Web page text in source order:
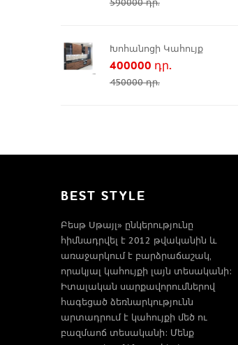
590000 դր.
Խոհանոցի Կահույք
400000 դր.
450000 դր.
BEST STYLE
Բեսթ Սթայլ» ընկերությունը
հիմնադրվել է 2012 թվականին և
առաջարկում է բարձրաճաշակ,
որակյալ կահույքի լայն տեսականի:
Իտալական սարքավորումներով
հագեցած ձեռնարկությունն
արտադրում է կահույքի մեծ ու
բազմաոճ տեսականի: Մենք